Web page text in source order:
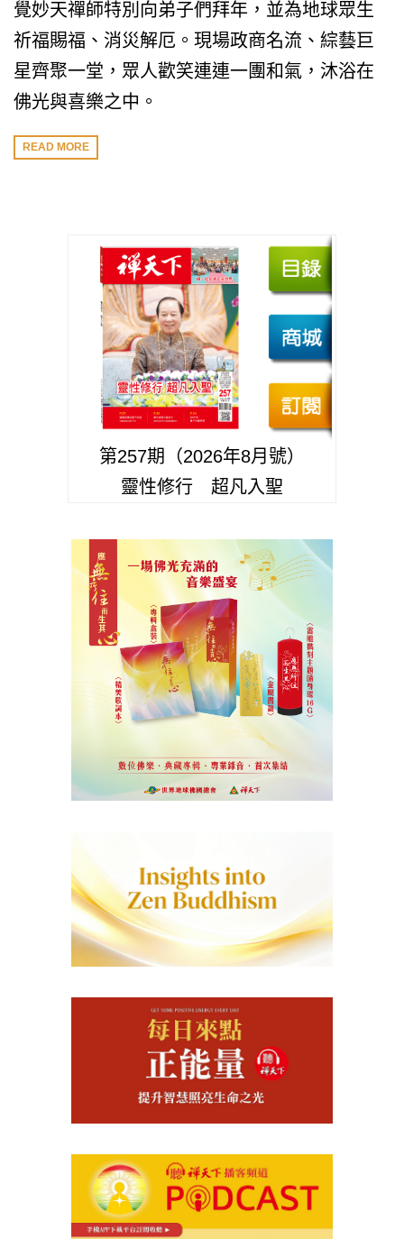
覺妙天禪師特別向弟子們拜年，並為地球眾生
祈福賜福、消災解厄。現場政商名流、綜藝巨
星齊聚一堂，眾人歡笑連連一團和氣，沐浴在
佛光與喜樂之中。
READ MORE
第257期（2026年8月號）
靈性修行 超凡入聖